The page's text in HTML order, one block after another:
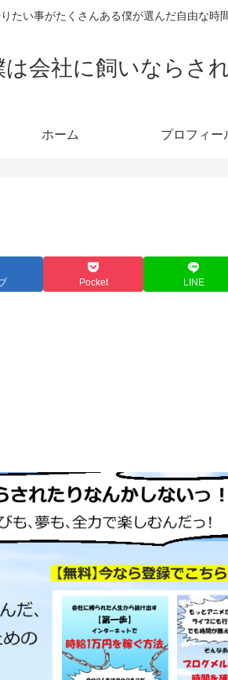
たい事がたくさんある僕が選んだ自由な時
は会社に飼いならさ
ホーム プロフィー
Pocket LINE